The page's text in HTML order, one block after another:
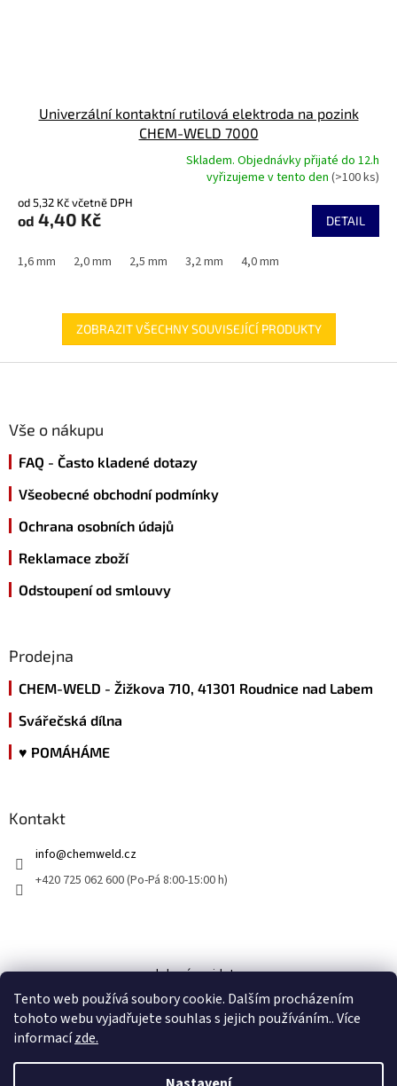
Tento web používá soubory cookie. Dalším procházením
tohoto webu vyjadřujete souhlas s jejich používáním.. Více
informacízde.
Univerzální kontaktní rutilová elektroda na pozink
CHEM-WELD 7000
produktu
je
z
Skladem. Objednávky přijaté do 12.h
vyřizujeme v tento den(>100 ks)
od 5,32 Kč včetně DPH
od 4,40 Kč DETAIL
1,6 mm 2,0 mm 2,5 mm 3,2 mm 4,0 mm
ZOBRAZIT VŠECHNY SOUVISEJÍCÍ PRODUKTY
Vše o nákupu
FAQ - Často kladené dotazy
Všeobecné obchodní podmínky
Ochrana osobních údajů
Reklamace zboží
Odstoupení od smlouvy
Prodejna
CHEM-WELD - Žižkova 710, 41301 Roudnice nad Labem
Svářečská dílna
♥ POMÁHÁME
Kontakt
info@chemweld.cz
+420 725 062 600 (Po-Pá 8:00-15:00 h)
kde nás najdete